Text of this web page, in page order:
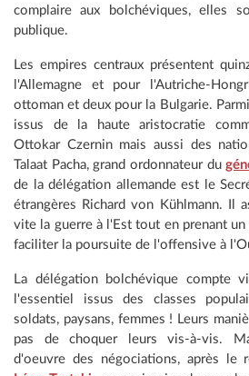
complaire aux bolchéviques, elles
publique.
Les empires centraux présentent
l'Allemagne et pour l'Autriche-
ottoman et deux pour la Bulgarie.
issus de la haute aristocratie
Ottokar Czernin mais aussi des
Talaat Pacha, grand ordonnateur du
de la délégation allemande est le
étrangères Richard von Kühlmann. Il
vite la guerre à l'Est tout en prenant un
faciliter la poursuite de l'offensive à
La délégation bolchévique compte
l'essentiel issus des classes
soldats, paysans, femmes ! Leurs
pas de choquer leurs vis-à-vis.
d'oeuvre des négociations, après le